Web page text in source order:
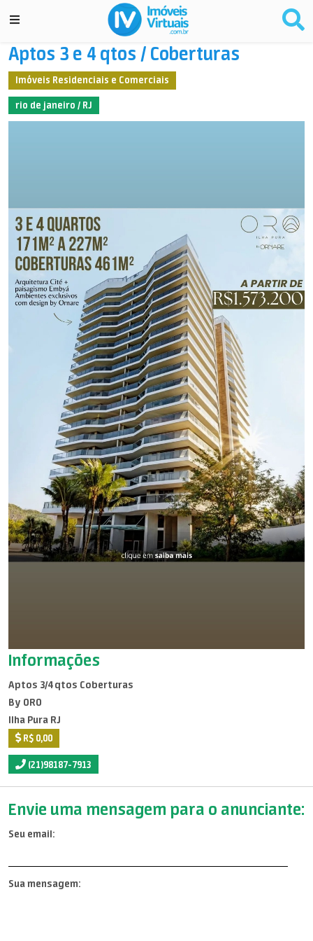
Aptos 3 e 4 qtos / Coberturas
Imóveis Residenciais e Comerciais
rio de janeiro / RJ
Informações
Aptos 3/4 qtos Coberturas
By ORO
Ilha Pura RJ
R$ 0,00
(21)98187-7913
Envie uma mensagem para o anunciante:
Seu email:
Sua mensagem: